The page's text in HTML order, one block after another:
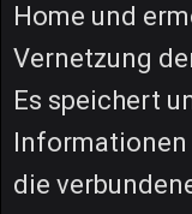
Home und
Vernetzung
Es speichert
Informationen
die